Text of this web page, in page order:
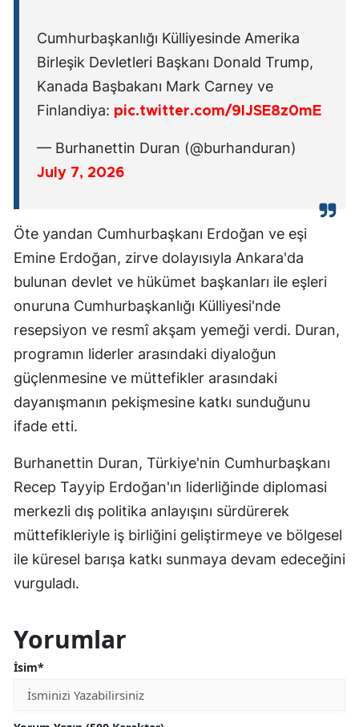
Cumhurbaşkanlığı Külliyesinde Amerika
Birleşik Devletleri Başkanı Donald Trump,
Kanada Başbakanı Mark Carney ve
Finlandiya: pic.twitter.com/9lJSE8z0mE
— Burhanettin Duran (@burhanduran)
July 7, 2026
Öte yandan Cumhurbaşkanı Erdoğan ve eşi
Emine Erdoğan, zirve dolayısıyla Ankara'da
bulunan devlet ve hükümet başkanları ile eşleri
onuruna Cumhurbaşkanlığı Külliyesi'nde
resepsiyon ve resmî akşam yemeği verdi. Duran,
programın liderler arasındaki diyaloğun
güçlenmesine ve müttefikler arasındaki
dayanışmanın pekişmesine katkı sunduğunu
ifade etti.
Burhanettin Duran, Türkiye'nin Cumhurbaşkanı
Recep Tayyip Erdoğan'ın liderliğinde diplomasi
merkezli dış politika anlayışını sürdürerek
müttefikleriyle iş birliğini geliştirmeye ve bölgesel
ile küresel barışa katkı sunmaya devam edeceğini
vurguladı.
Yorumlar
İsim*